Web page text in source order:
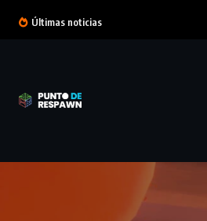
Últimas noticias